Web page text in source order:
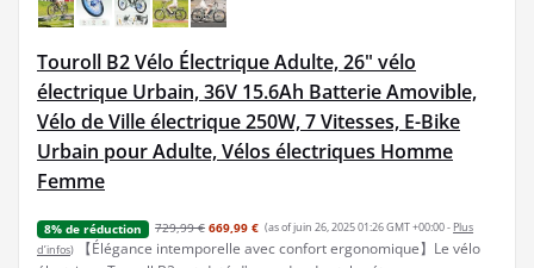
Touroll B2 Vélo Électrique Adulte, 26" vélo
électrique Urbain, 36V 15.6Ah Batterie Amovible,
Vélo de Ville électrique 250W, 7 Vitesses, E-Bike
Urbain pour Adulte, Vélos électriques Homme
Femme
8% de réduction 729,99 € 669,99 € (as of juin 26, 2025 01:26 GMT +00:00 - Plus
d’infos)
【Élégance intemporelle avec confort ergonomique】Le vélo